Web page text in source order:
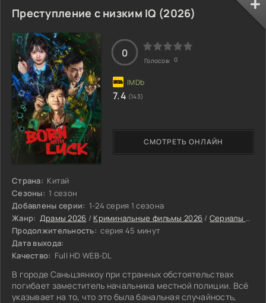
Преступление с низким IQ (2026)
Страна: Китай
Сезоны: 1 сезон
Добавлены серии: 1-24 серия 1 сезона
Жанр: Драмы 2026 / Криминальные фильмы 2026 / Сериалы 2026
Продолжительность: серия 45 минут
Дата выхода:
Качество: Full HD WEB-DL
В городе Саньцзянкоу при странных обстоятельствах
погибает заместитель начальника местной полиции. Всё
указывает на то, что это была банальная случайность,
СМОТРЕТЬ ОНЛАЙН
0
Голосов: 0
7.4 (143)